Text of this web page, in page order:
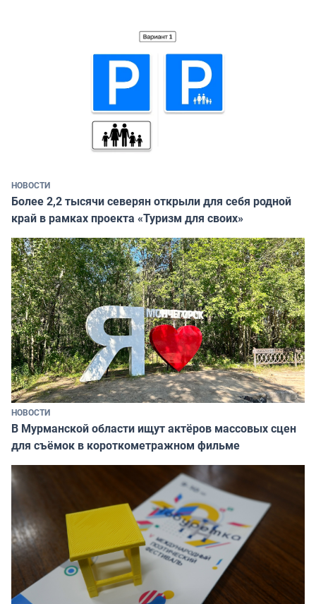
НОВОСТИ
Более 2,2 тысячи северян открыли для себя родной
край в рамках проекта «Туризм для своих»
НОВОСТИ
В Мурманской области ищут актёров массовых сцен
для съёмок в короткометражном фильме